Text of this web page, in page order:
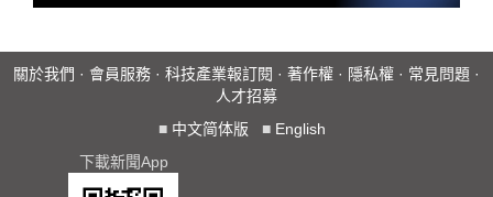
關於我們 · 會員服務 · 科技產業報訂閱 · 著作權 · 隱私權 · 常見問題 ·
人才招募
■ 中文简体版 ■ English
下載新聞App